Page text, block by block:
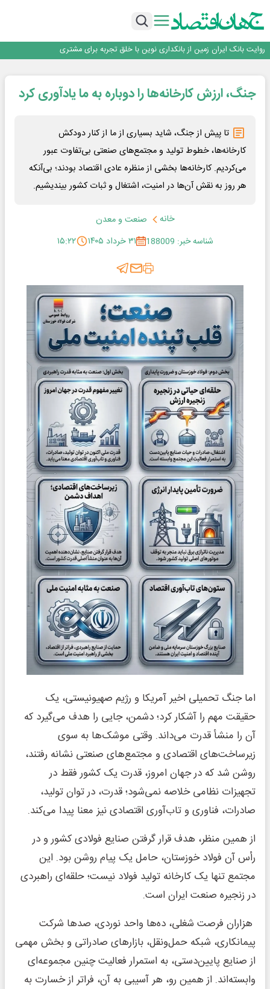
اجرای برنامه تحول بانک با تمرکز بر منابع پایدار، درآمدهای کارمزدی و بازسازی اعتماد
داد
روایت بانک ایران زمین از بانکداری نوین با خلق تجربه برای مشتری
سرپرست اداره کل روابط عمومی بیمه مرکزی منصوب شد
اجرای برنامه تحول بانک با تمرکز بر منابع پایدار، درآمدهای کارمزدی و بازسازی اعتماد
مشتریان
بانک مهر ایران بیش از ۷۰ میلیارد تومان به برنامه‌های مسئولیت اجتماعی اختصاص
جنگ، ارزش کارخانه‌ها را دوباره به ما یادآوری کرد
تا پیش از جنگ، شاید بسیاری از ما از کنار دودکش
کارخانه‌ها، خطوط تولید و مجتمع‌های صنعتی بی‌تفاوت عبور
می‌کردیم. کارخانه‌ها بخشی از منظره عادی اقتصاد بودند؛ بی‌آنکه
هر روز به نقش آن‌ها در امنیت، اشتغال و ثبات کشور بیندیشیم.
خانه
صنعت و معدن
شناسه خبر: 188009
۳۱ خرداد ۱۴۰۵ ۱۵:۲۲
اما جنگ تحمیلی اخیر آمریکا و رژیم صهیونیستی، یک
حقیقت مهم را آشکار کرد؛ دشمن، جایی را هدف می‌گیرد که
آن را منشأ قدرت می‌داند. وقتی موشک‌ها به سوی
زیرساخت‌های اقتصادی و مجتمع‌های صنعتی نشانه رفتند،
روشن شد که در جهان امروز، قدرت یک کشور فقط در
تجهیزات نظامی خلاصه نمی‌شود؛ قدرت، در توان تولید،
صادرات، فناوری و تاب‌آوری اقتصادی نیز معنا پیدا می‌کند.
از همین منظر، هدف قرار گرفتن صنایع فولادی کشور و در
رأس آن فولاد خوزستان، حامل یک پیام روشن بود. این
مجتمع تنها یک کارخانه تولید فولاد نیست؛ حلقه‌ای راهبردی
در زنجیره صنعت ایران است.
هزاران فرصت شغلی، ده‌ها واحد نوردی، صدها شرکت
پیمانکاری، شبکه حمل‌ونقل، بازارهای صادراتی و بخش مهمی
از صنایع پایین‌دستی، به استمرار فعالیت چنین مجموعه‌ای
وابسته‌اند. از همین رو، هر آسیبی به آن، فراتر از خسارت به